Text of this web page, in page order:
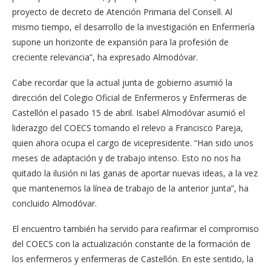
proyecto de decreto de Atención Primaria del Consell. Al
mismo tiempo, el desarrollo de la investigación en Enfermería
supone un horizonte de expansión para la profesión de
creciente relevancia”, ha expresado Almodóvar.
Cabe recordar que la actual junta de gobierno asumió la
dirección del Colegio Oficial de Enfermeros y Enfermeras de
Castellón el pasado 15 de abril. Isabel Almodóvar asumió el
liderazgo del COECS tomando el relevo a Francisco Pareja,
quien ahora ocupa el cargo de vicepresidente. “Han sido unos
meses de adaptación y de trabajo intenso. Esto no nos ha
quitado la ilusión ni las ganas de aportar nuevas ideas, a la vez
que mantenemos la línea de trabajo de la anterior junta”, ha
concluido Almodóvar.
El encuentro también ha servido para reafirmar el compromiso
del COECS con la actualización constante de la formación de
los enfermeros y enfermeras de Castellón. En este sentido, la